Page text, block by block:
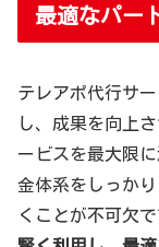
最適なパー
テレアポ代行サ
し、成果を向上
ービスを最大限
金体系をしっか
くことが不可欠で